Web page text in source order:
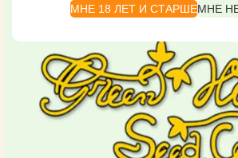
МНЕ 18 ЛЕТ И СТАРШЕМНЕ